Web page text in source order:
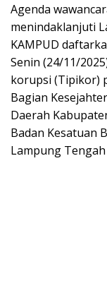
Agenda
menindaklanjuti
KAMPUD
Senin (24/11/
korupsi (Tipikor)
Bagian
Daerah
Badan Kesatuan
Lampung